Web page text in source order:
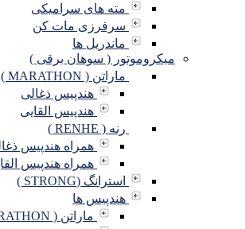
مته های سرامیکی
سرفرزی مات کن
ماندریل ها
میکروموتور ( سوهان برقی )
ماراتن ( MARATHON )
هندپیس ذغالی
هندپیس القایی
رنه ( RENHE )
همراه هندپیس ذغالی
همراه هندپیس القایی
استرانگ (STRONG )
هندپیس ها
ماراتن ( MARATHON )